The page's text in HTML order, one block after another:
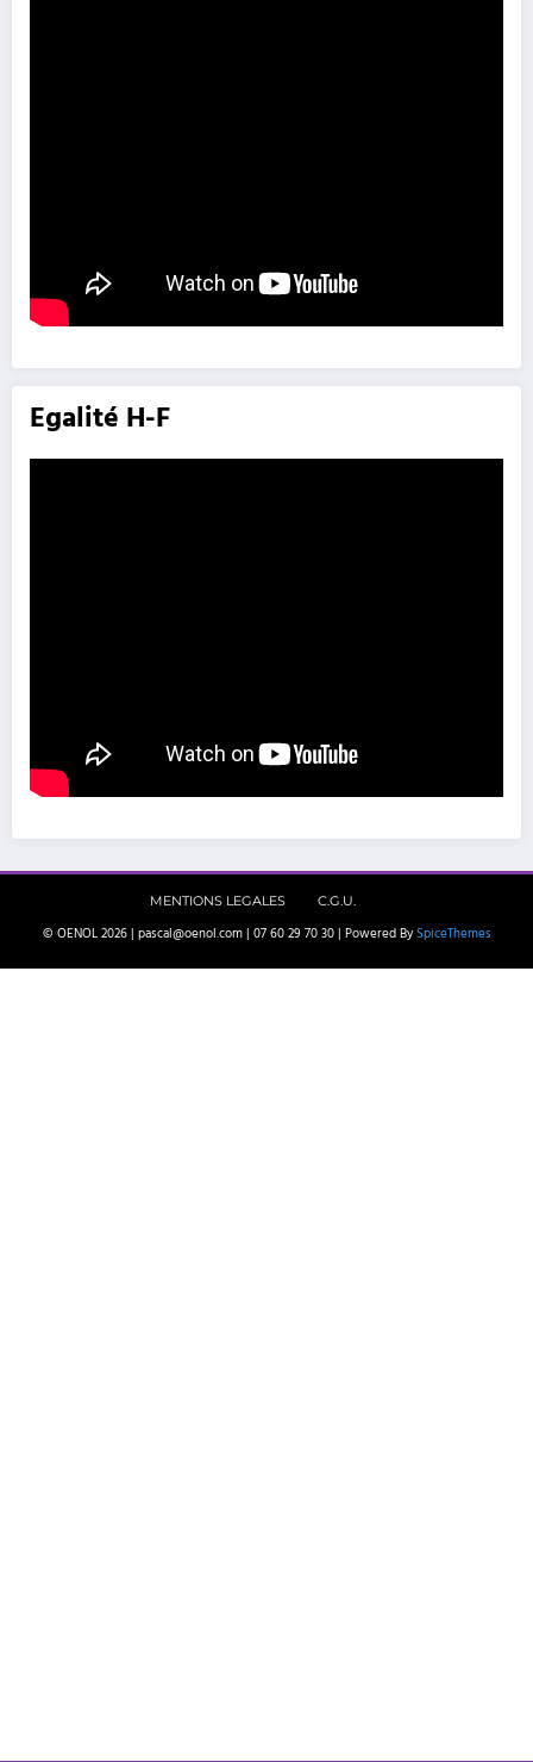
Egalité H-F
MENTIONS LEGALES C.G.U.
© OENOL 2026 | pascal@oenol.com | 07 60 29 70 30 | Powered By SpiceThemes